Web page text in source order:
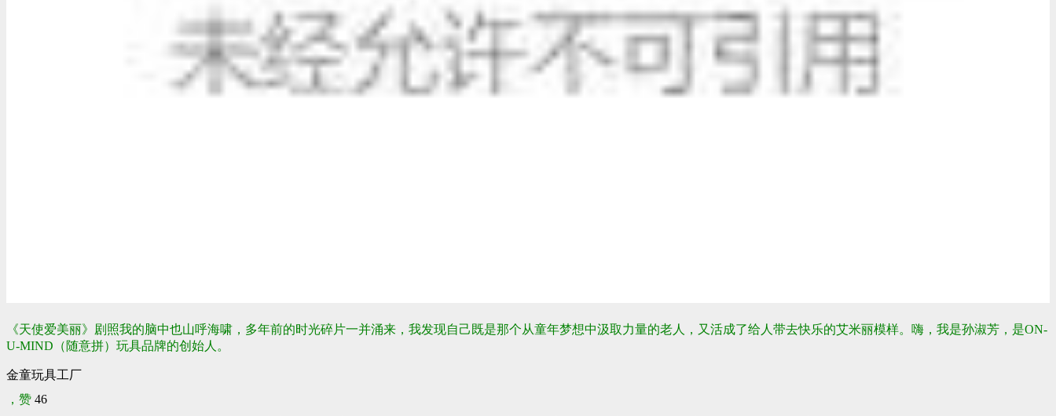
《天使爱美丽》剧照我的脑中也山呼海啸，多年前的时光碎片一并涌来 ，我发现自己既是那个从童年梦想中汲取力量的老人，又活成了给人带去快乐的艾米丽模样。 嗨，我是孙淑芳，是ON-
U-MIND（随意拼）玩具品牌的创始人。
金童玩具工厂
，赞 46